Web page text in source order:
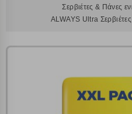
Σερβιέτες & Πάνες
ALWAYS Ultra